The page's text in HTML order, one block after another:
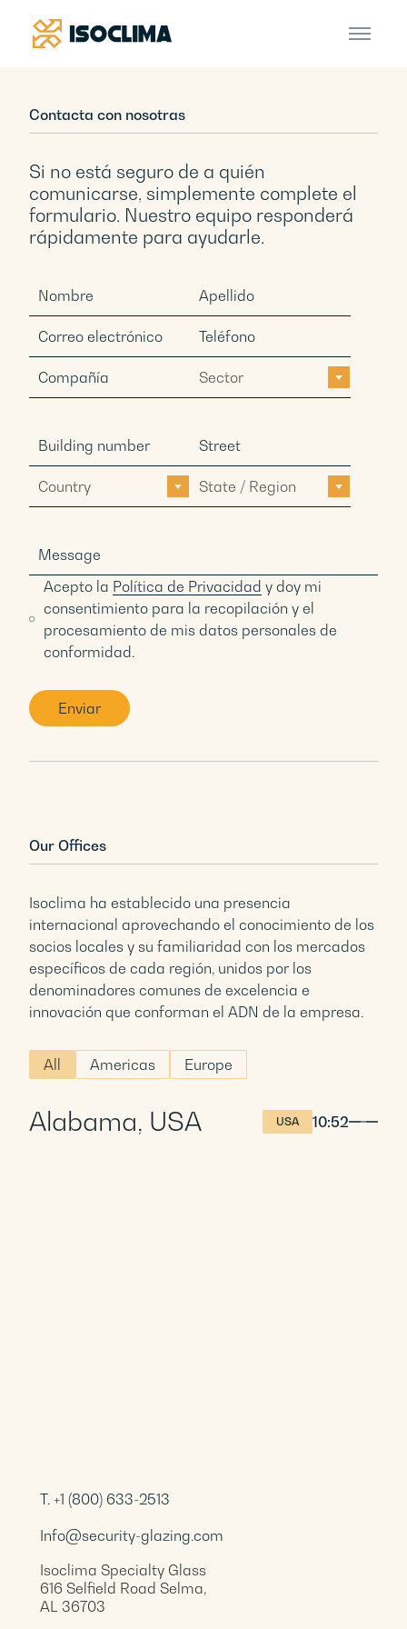
Contacta con nosotras
Si no está seguro de a quién
comunicarse, simplemente complete el
formulario. Nuestro equipo responderá
rápidamente para ayudarle.
Sector
Country State / Region
Acepto la Política de Privacidad y doy mi
consentimiento para la recopilación y el
procesamiento de mis datos personales de
conformidad.
Our Offices
Isoclima ha establecido una presencia
internacional aprovechando el conocimiento de los
socios locales y su familiaridad con los mercados
específicos de cada región, unidos por los
denominadores comunes de excelencia e
innovación que conforman el ADN de la empresa.
All Americas Europe
Alabama, USA USA 10:52
T. +1 (800) 633-2513
Info@security-glazing.com
Isoclima Specialty Glass
616 Selfield Road Selma,
AL 36703